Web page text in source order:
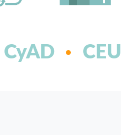
CyAD